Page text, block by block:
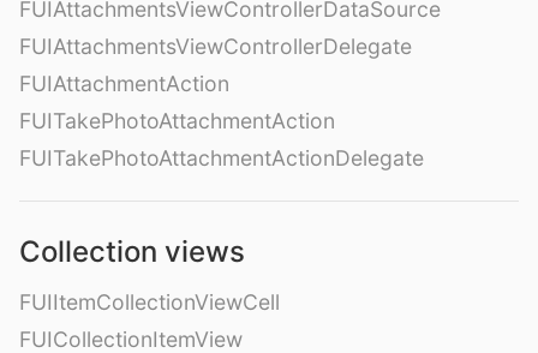
FUIAttachmentsViewControllerDataSource
FUIAttachmentsViewControllerDelegate
FUIAttachmentAction
FUITakePhotoAttachmentAction
FUITakePhotoAttachmentActionDelegate
Collection views
FUIItemCollectionViewCell
FUICollectionItemView